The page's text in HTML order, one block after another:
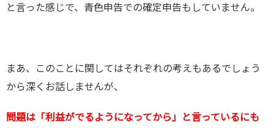
と言った感じで、青色申告での確定申告もしていません。
まあ、このことに関してはそれぞれの考えもあるでしょう
から深くお話しませんが、
問題は「利益がでるようになってから」と言っているにも